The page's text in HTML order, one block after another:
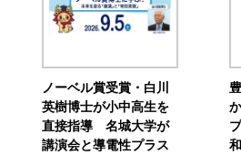
ノーベル賞受賞・白川
英樹博士が小中高生を
直接指導 名城大学が
講演会と導電性プラス